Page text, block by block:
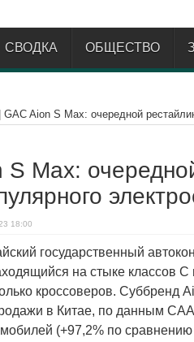
СВОДКА ОБЩЕСТВО
GAC Aion S Max: очередной
S Max:
18:00
государственный
на стыке классов
кроссоверов. Суббренд
в Китае, по данным
(+97,2% по